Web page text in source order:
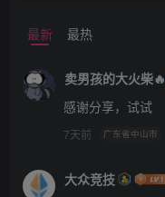
最新 最热
卖男孩的大火柴🔥
感谢分享，试试
7天前 广东省中山市
大众竞技